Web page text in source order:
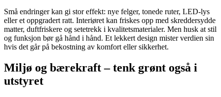
Små endringer kan gi stor effekt: nye felger, tonede ruter, LED-lys
eller et oppgradert ratt. Interiøret kan friskes opp med skreddersydde
matter, duftfriskere og setetrekk i kvalitetsmaterialer. Men husk at stil
og funksjon bør gå hånd i hånd. Et lekkert design mister verdien sin
hvis det går på bekostning av komfort eller sikkerhet.
Miljø og bærekraft – tenk grønt også i
utstyret